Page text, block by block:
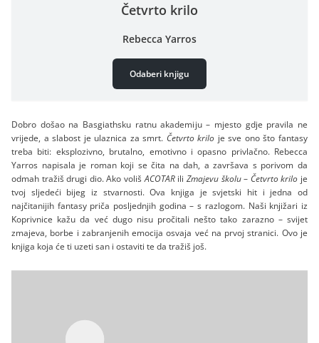
Četvrto krilo
Rebecca Yarros
Odaberi knjigu
Dobro došao na Basgiathsku ratnu akademiju – mjesto gdje pravila ne
vrijede, a slabost je ulaznica za smrt. Četvrto krilo je sve ono što fantasy
treba biti: eksplozivno, brutalno, emotivno i opasno privlačno. Rebecca
Yarros napisala je roman koji se čita na dah, a završava s porivom da
odmah tražiš drugi dio. Ako voliš ACOTARili Zmajevu školu– Četvrto krilo je
tvoj sljedeći bijeg iz stvarnosti. Ova knjiga je svjetski hit i jedna od
najčitanijih fantasy priča posljednjih godina – s razlogom. Naši knjižari iz
Koprivnice kažu da već dugo nisu pročitali nešto tako zarazno – svijet
zmajeva, borbe i zabranjenih emocija osvaja već na prvoj stranici. Ovo je
knjiga koja će ti uzeti san i ostaviti te da tražiš još.